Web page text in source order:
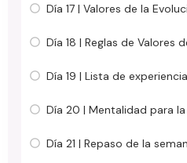
Día 17 | Valores de la
Día 18 | Reglas de Valores
Día 19 | Lista de
Día 20 | Mentalidad para
Día 21 | Repaso de la